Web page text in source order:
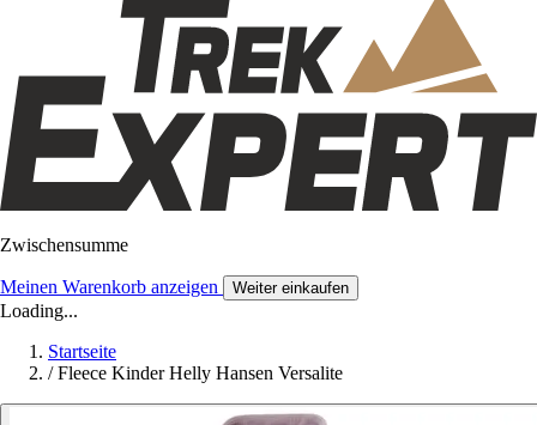
Zwischensumme
Meinen Warenkorb anzeigen Weiter einkaufen
Loading...
Startseite
/ Fleece Kinder Helly Hansen Versalite